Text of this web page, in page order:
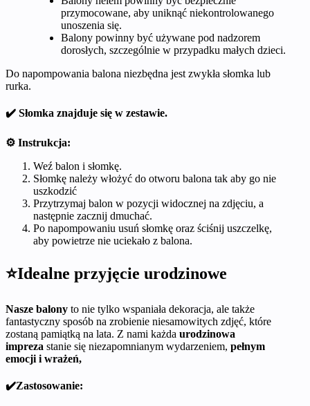
przymocowane, aby uniknąć niekontrolowanego
unoszenia się.
Balony powinny być używane pod nadzorem
dorosłych, szczególnie w przypadku małych dzieci.
Do napompowania balona niezbędna jest zwykła słomka lub
rurka.
✔️ Słomka znajduje się w zestawie.
⚙️ Instrukcja:
Weź balon i słomkę.
Słomkę należy włożyć do otworu balona tak aby go nie
uszkodzić
Przytrzymaj balon w pozycji widocznej na zdjęciu, a
następnie zacznij dmuchać.
Po napompowaniu usuń słomkę oraz ściśnij uszczelkę,
aby powietrze nie uciekało z balona.
⭐Idealne przyjęcie urodzinowe
Nasze balony to nie tylko wspaniała dekoracja, ale także
fantastyczny sposób na zrobienie niesamowitych zdjęć, które
zostaną pamiątką na lata. Z nami każda urodzinowa
impreza stanie się niezapomnianym wydarzeniem, pełnym
emocji i wrażeń,
✔️Zastosowanie: